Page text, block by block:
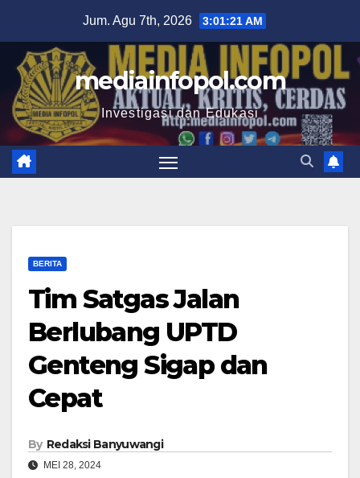
content
Jum. Agu 7th, 2026 3:01:22 AM
mediainfopol.com
Investigasi dan Edukasi
BERITA
Tim Satgas Jalan
Berlubang UPTD
Genteng Sigap dan
Cepat
By Redaksi Banyuwangi
MEI 28, 2024